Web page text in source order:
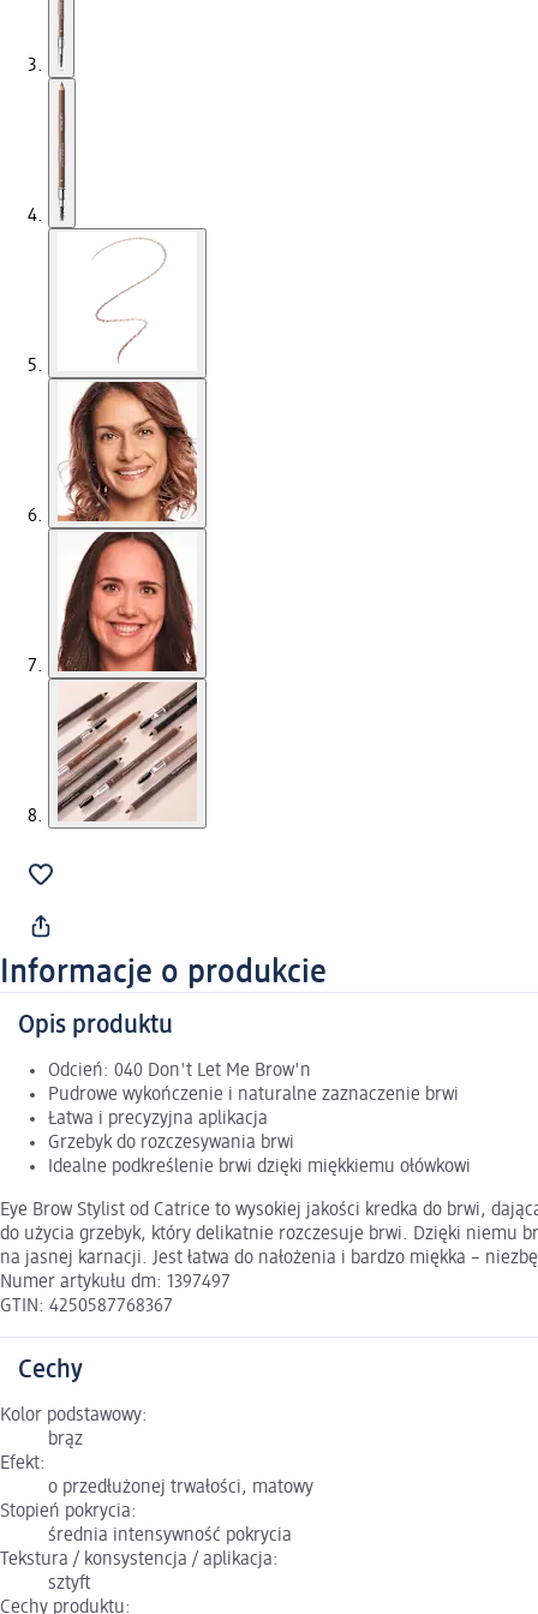
Informacje o produkcie
Opis produktu
Odcień: 040 Don't Let Me Brow'n
Pudrowe wykończenie i naturalne zaznaczenie brwi
Łatwa i precyzyjna aplikacja
Grzebyk do rozczesywania brwi
Idealne podkreślenie brwi dzięki miękkiemu ołówkowi
Eye Brow Stylist od Catrice to wysokiej jakości kredka do brwi,
do użycia grzebyk, który delikatnie rozczesuje brwi. Dzięki niemu
na jasnej karnacji. Jest łatwa do nałożenia i bardzo miękka –
Numer artykułu dm: 1397497
GTIN: 4250587768367
Cechy
Kolor podstawowy:
brąz
Efekt:
o przedłużonej trwałości, matowy
Stopień pokrycia:
średnia intensywność pokrycia
Tekstura / konsystencja / aplikacja:
sztyft
Cechy produktu: